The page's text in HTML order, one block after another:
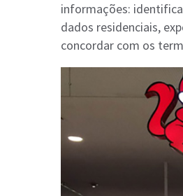
informações:
dados residenciais,
concordar com os